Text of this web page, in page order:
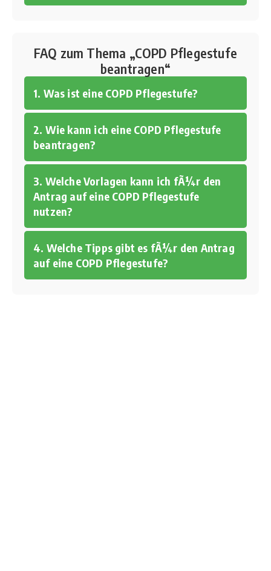
FAQ zum Thema „COPD Pflegestufe
beantragen“
1. Was ist eine COPD Pflegestufe?
2. Wie kann ich eine COPD Pflegestufe
beantragen?
3. Welche Vorlagen kann ich fÃ¼r den
Antrag auf eine COPD Pflegestufe
nutzen?
4. Welche Tipps gibt es fÃ¼r den Antrag
auf eine COPD Pflegestufe?